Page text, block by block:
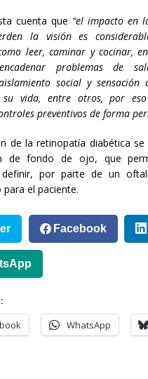
cuenta que “el impacto en
la visión es
leer, caminar y cocinar,
problemas de
social y sensación
vida, entre otros, por
preventivos de forma
de la retinopatía diabética
de fondo de ojo, que
por parte de un
el paciente.
Facebook
WhatsApp